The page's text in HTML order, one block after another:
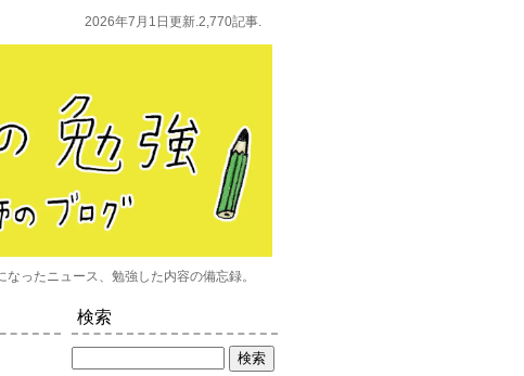
2026年7月1日更新.2,770記事.
ったニュース、勉強した内容の備忘録。
検索